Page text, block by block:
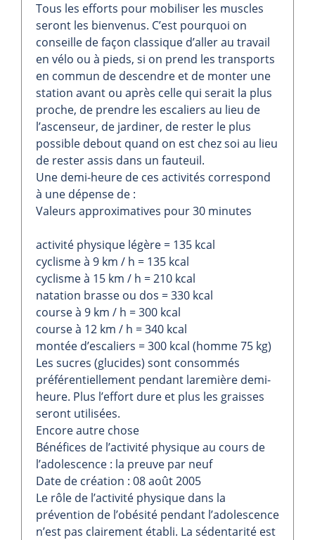
Tous les efforts pour mobiliser les muscles
seront les bienvenus. C’est pourquoi on
conseille de façon classique d’aller au travail
en vélo ou à pieds, si on prend les transports
en commun de descendre et de monter une
station avant ou après celle qui serait la plus
proche, de prendre les escaliers au lieu de
l’ascenseur, de jardiner, de rester le plus
possible debout quand on est chez soi au lieu
de rester assis dans un fauteuil.
Une demi-heure de ces activités correspond
à une dépense de :
Valeurs approximatives pour 30 minutes
activité physique légère = 135 kcal
cyclisme à 9 km / h = 135 kcal
cyclisme à 15 km / h = 210 kcal
natation brasse ou dos = 330 kcal
course à 9 km / h = 300 kcal
course à 12 km / h = 340 kcal
montée d’escaliers = 300 kcal (homme 75 kg)
Les sucres (glucides) sont consommés
préférentiellement pendant laremière demi-
heure. Plus l’effort dure et plus les graisses
seront utilisées.
Encore autre chose
Bénéfices de l’activité physique au cours de
l’adolescence : la preuve par neuf
Date de création : 08 août 2005
Le rôle de l’activité physique dans la
prévention de l’obésité pendant l’adolescence
n’est pas clairement établi. La sédentarité est